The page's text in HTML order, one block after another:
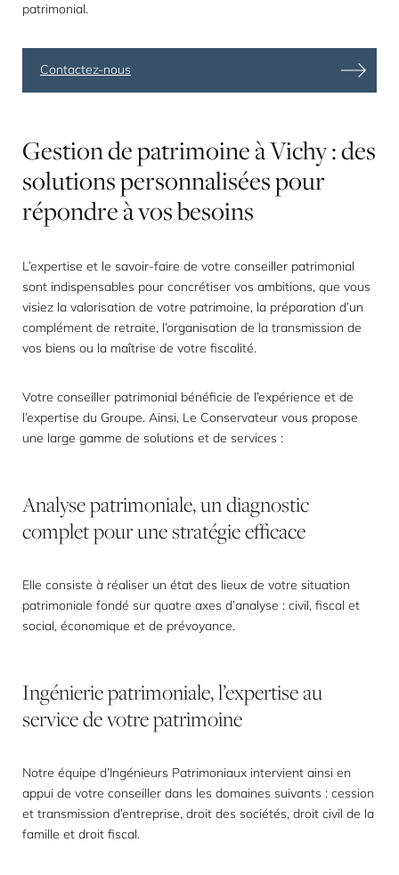
patrimonial.
Contactez-nous
GestiondepatrimoineàVichy:des
solutionspersonnaliséespour
répondreàvosbesoins
L’expertise et le savoir-faire de votre conseiller patrimonial
sont indispensables pour concrétiser vos ambitions, que vous
visiez la valorisation de votre patrimoine, la préparation d’un
complément de retraite, l’organisation de la transmission de
vos biens ou la maîtrise de votre fiscalité.
Votre conseiller patrimonial bénéficie de l’expérience et de
l’expertise du Groupe. Ainsi, Le Conservateur vous propose
une large gamme de solutions et de services :
Analysepatrimoniale,undiagnostic
completpourunestratégieefficace
Elle consiste à réaliser un état des lieux de votre situation
patrimoniale fondé sur quatre axes d’analyse : civil, fiscal et
social, économique et de prévoyance.
Ingénieriepatrimoniale,l’expertiseau
servicedevotrepatrimoine
Notre équipe d’Ingénieurs Patrimoniaux intervient ainsi en
appui de votre conseiller dans les domaines suivants : cession
et transmission d’entreprise, droit des sociétés, droit civil de la
famille et droit fiscal.